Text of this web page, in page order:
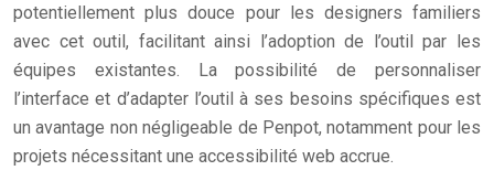
potentiellement plus douce pour les designers familiers
avec cet outil, facilitant ainsi l’adoption de l’outil par les
équipes existantes. La possibilité de personnaliser
l’interface et d’adapter l’outil à ses besoins spécifiques est
un avantage non négligeable de Penpot, notamment pour les
projets nécessitant une accessibilité web accrue.